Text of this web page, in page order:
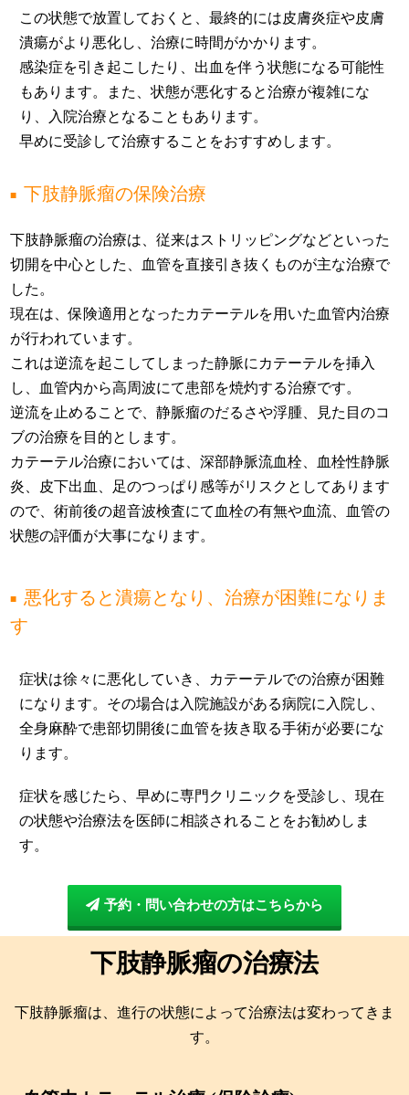
この状態で放置しておくと、最終的には皮膚炎症や皮膚
潰瘍がより悪化し、治療に時間がかかります。
感染症を引き起こしたり、出血を伴う状態になる可能性
もあります。また、状態が悪化すると治療が複雑にな
り、入院治療となることもあります。
早めに受診して治療することをおすすめします。
下肢静脈瘤の保険治療
下肢静脈瘤の治療は、従来はストリッピングなどといった
切開を中心とした、血管を直接引き抜くものが主な治療で
した。
現在は、保険適用となったカテーテルを用いた血管内治療
が行われています。
これは逆流を起こしてしまった静脈にカテーテルを挿入
し、血管内から高周波にて患部を焼灼する治療です。
逆流を止めることで、静脈瘤のだるさや浮腫、見た目のコ
ブの治療を目的とします。
カテーテル治療においては、深部静脈流血栓、血栓性静脈
炎、皮下出血、足のつっぱり感等がリスクとしてあります
ので、術前後の超音波検査にて血栓の有無や血流、血管の
状態の評価が大事になります。
悪化すると潰瘍となり、治療が困難になりま
す
症状は徐々に悪化していき、カテーテルでの治療が困難
になります。その場合は入院施設がある病院に入院し、
全身麻酔で患部切開後に血管を抜き取る手術が必要にな
ります。
症状を感じたら、早めに専門クリニックを受診し、現在
の状態や治療法を医師に相談されることをお勧めしま
す。
予約・問い合わせの方はこちらから
下肢静脈瘤の治療法
下肢静脈瘤は、進行の状態によって治療法は変わってきま
す。